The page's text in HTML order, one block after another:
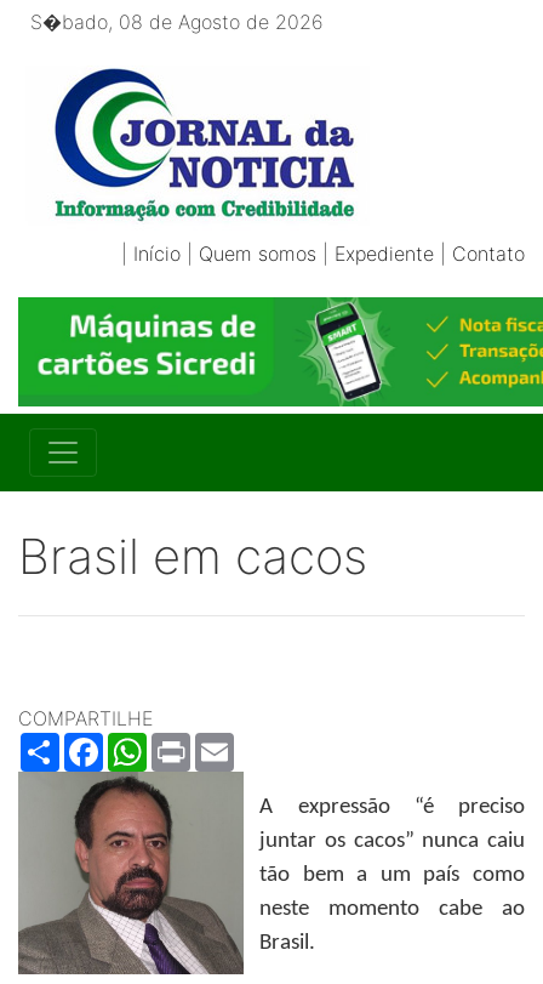
S�bado, 08 de Agosto de 2026
Início Quem somos Expediente Contato
Brasil em cacos
COMPARTILHE
ShareFacebookWhatsApp
Print
A expressão “é preciso
juntar os cacos” nunca caiu
tão bem a um país como
neste momento cabe ao
Brasil.